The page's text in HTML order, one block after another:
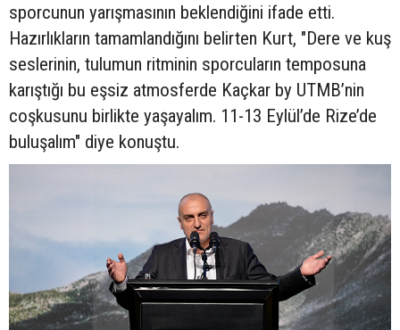
sporcunun yarışmasının beklendiğini ifade etti.
Hazırlıkların tamamlandığını belirten Kurt, "Dere ve kuş
seslerinin, tulumun ritminin sporcuların temposuna
karıştığı bu eşsiz atmosferde Kaçkar by UTMB’nin
coşkusunu birlikte yaşayalım. 11-13 Eylül’de Rize’de
buluşalım" diye konuştu.